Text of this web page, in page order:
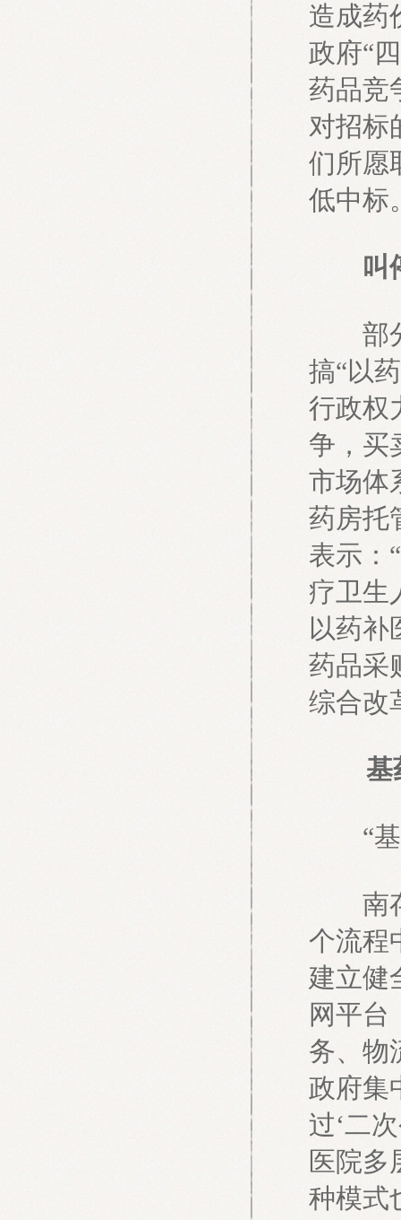
造成药
政府“
药品竞
对招标
们所愿
低中标
叫停
部分
搞“以
行政权
争，买
市场体
药房托
表示：
疗卫生
以药补
药品采
综合改
基药
“基
南存
个流程
建立健
网平台
务、物
政府集
过‘二
医院多
种模式